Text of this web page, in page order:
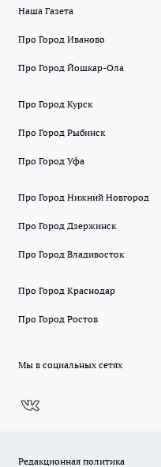
Наша Газета
Про Город Иваново
Про Город Йошкар-Ола
Про Город Курск
Про Город Рыбинск
Про Город Уфа
Про Город Нижний Новгород
Про Город Дзержинск
Про Город Владивосток
Про Город Краснодар
Про Город Ростов
Мы в социальных сетях
Редакционная политика